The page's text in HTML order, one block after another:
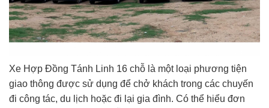
Xe Hợp Đồng Tánh Linh 16 chỗ là một loại phương tiện
giao thông được sử dụng để chở khách trong các chuyến
đi công tác, du lịch hoặc đi lại gia đình. Có thể hiểu đơn